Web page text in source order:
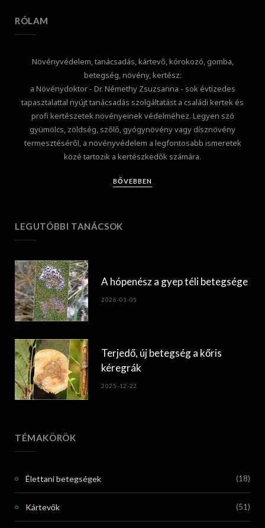
RÓLAM
Növényvédelem, tanácsadás, kártevő, kórokozó, gomba,
betegség, növény, kertész:
a Növénydoktor - Dr. Némethy Zsuzsanna - sok évtizedes
tapasztalattal nyújt tanácsadás szolgáltatást a családi kertek és
profi kertészetek növényeinek védelméhez. Legyen szó
gyümölcs, zöldség, szőlő, gyógynövény vagy dísznövény
termesztéséről, a növényvédelem a legfontosabb ismeretek
közé tartozik a kertészkedők számára.
BŐVEBBEN
LEGUTÓBBI TANÁCSOK
A hópenész a gyep téli betegsége
2026-01-05
Terjedő, új betegség a kőris
kéregrák
2025-12-22
TÉMAKÖRÖK
Élettani betegségek (18)
Kártevők (51)